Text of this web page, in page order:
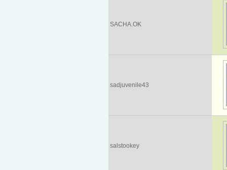
SACHA.OK
sadjuvenile43
salstookey